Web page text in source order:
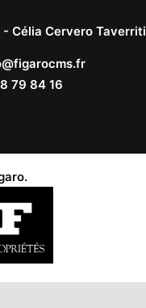
- Célia Cervero Taverriti
79 84 16
.